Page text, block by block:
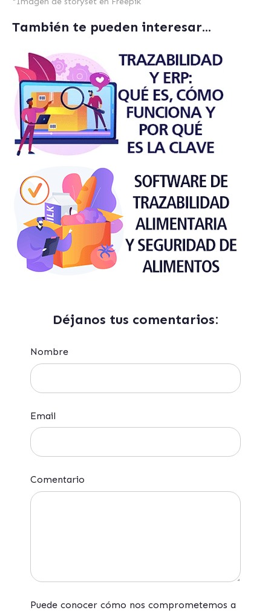
También te pueden interesar...
Déjanos tus comentarios:
Nombre
Email
Comentario
Puede conocer cómo nos comprometemos a